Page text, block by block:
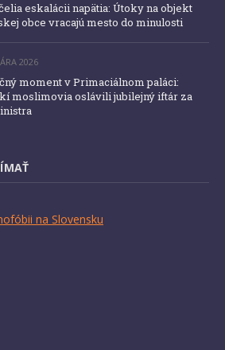
eskalácii napätia: Útoky na objekt
obce vracajú mesto do minulosti
2026
moment v Primaciálnom paláci:
moslimovia oslávili jubilejný iftár za
na Slovensku